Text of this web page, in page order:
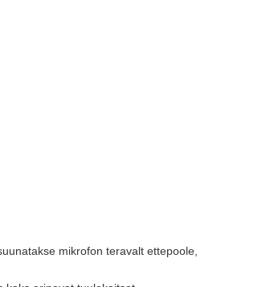
mikrofon teravalt ettepoole,